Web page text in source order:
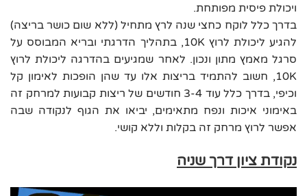
ויכולת פיסית מפותחת.
בדרך כלל לוקח כחצי שנה לרץ מתחיל (ללא שום כושר בריצה)
להגיע ליכולת לרוץ 10K, בתהליך הדרגתי ובריא המבוסס על
סרגל מאמץ מתון ונכון. לאחר שמגיעים בהדרגה ליכולת לרוץ
10K, חשוב להתמיד בריצות אלו עד שהן הופכות לאימון קל
וכיפי, בדרך כלל עוד 3-4 חודשים של ריצות קבועות למרחק זה
באימוני איכות ונפח מתאימים, יביאו את הגוף לנקודה שבה
אפשר לרוץ מרחק זה בקלות וללא קושי.
נקודת ציון דרך שניה